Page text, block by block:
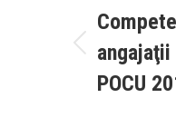
Previous
post:
POCU